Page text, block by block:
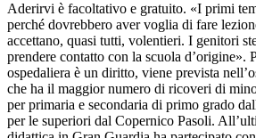
Aderirvi è facoltativo e gratuito. «I primi
perché dovrebbero aver voglia di fare
accettano, quasi tutti, volentieri. I genitori
prendere contatto con la scuola d’origine».
ospedaliera è un diritto, viene prevista
che ha il maggior numero di ricoveri di
per primaria e secondaria di primo grado
per le superiori dal Copernico Pasoli.